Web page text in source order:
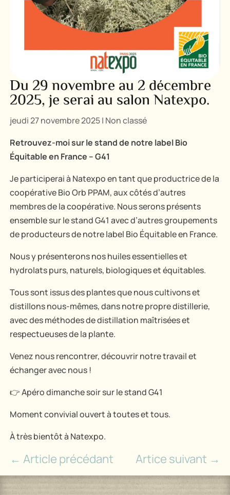
Du 29 novembre au 2 décembre
2025, je serai au salon Natexpo.
jeudi 27 novembre 2025| Non classé
Retrouvez-moi sur le standde notre label Bio
Équitable en France – G41
Je participerai à Natexpo en tant que productrice de la
coopérative Bio Orb PPAM, aux côtés d’autres
membres de la coopérative. Nous serons présents
ensemble sur le stand G41 avec d’autres groupements
de producteurs de notre label Bio Équitable en France.
Nous y présenterons nos huiles essentielles et
hydrolats purs, naturels, biologiques et équitables.
Tous sont issus des plantes que nous cultivons et
distillons nous-mêmes, dans notre propre distillerie,
avec des méthodes de distillation maîtrisées et
respectueuses de la plante.
Venez nous rencontrer, découvrir notre travail et
échanger avec nous !
👉 Apéro dimanche soir sur le stand G41
Moment convivial ouvert à toutes et tous.
À très bientôt à Natexpo.
← Article précédant Artice suivant →